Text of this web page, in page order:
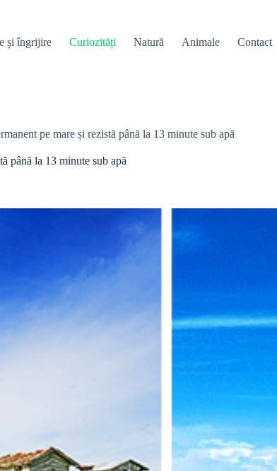
și îngrijire Curiozități Natură Animale Contact
pe mare și rezistă până la 13 minute sub apă
până la 13 minute sub apă